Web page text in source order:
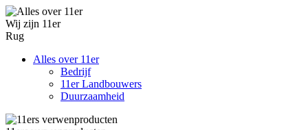
Wij zijn 11er
Rug
Alles over 11er
Bedrijf
11er Landbouwers
Duurzaamheid